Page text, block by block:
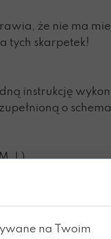
że nie ma
tych skarpetek!
instrukcję
o
L)
18.5 (21, 23.5)
37 (38/40, 41/
stopy do swoich
na Twoim